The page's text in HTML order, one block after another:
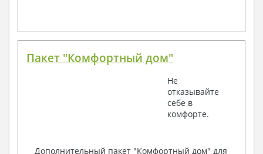
Пакет "Комфортный дом"
Не
отказывайте
себе в
комфорте.
Дополнительный пакет "Комфортный дом" для